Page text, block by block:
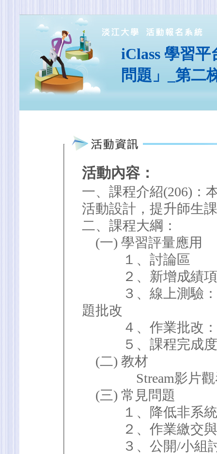
iClass 學習
問題」_第二
活動內容：
一、課程介紹(206)：
活動設計，提升師生
二、課程大綱：
(一) 學習評量應用
１、討論區
２、新增成績
３、線上測驗：練
題批改
４、作業批改：
５、課程完成
(二) 教材
Stream影片觀
(三) 常見問題
１、降低非系統
２、作業繳交與
３、公開/小組